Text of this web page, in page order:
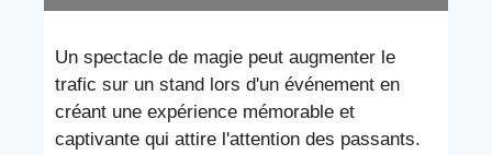
Un spectacle de magie peut augmenter le
trafic sur un stand lors d'un événement en
créant une expérience mémorable et
captivante qui attire l'attention des passants.